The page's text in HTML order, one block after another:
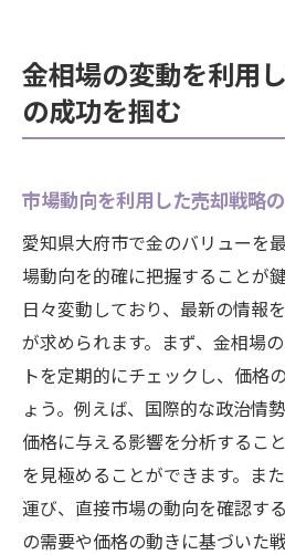
金相場の変動を利用
の成功を掴む
市場動向を利用した売却戦略
愛知県大府市で金のバリューを
場動向を的確に把握することが
日々変動しており、最新の情報
が求められます。まず、金相場
トを定期的にチェックし、価格
ょう。例えば、国際的な政治情
価格に与える影響を分析するこ
を見極めることができます。ま
運び、直接市場の動向を確認す
の需要や価格の動きに基づいた